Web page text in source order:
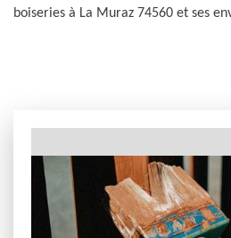
boiseries à La Muraz 74560 et ses